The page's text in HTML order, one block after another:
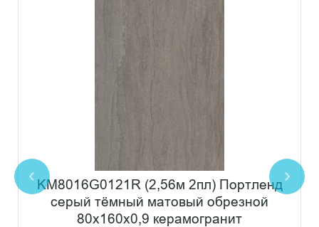
KM8016G0121R (2,56м 2пл) Портленд
серый тёмный матовый обрезной
80x160x0,9 керамогранит